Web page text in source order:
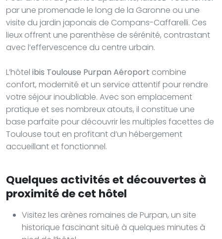
par une promenade le long de la Garonne ou une
visite du jardin japonais de Compans-Caffarelli. Ces
lieux offrent une parenthèse de sérénité, contrastant
avec l’effervescence du centre urbain.
L’hôtel ibis Toulouse Purpan Aéroport combine
confort, modernité et un service attentif pour rendre
votre séjour inoubliable. Avec son emplacement
pratique et ses nombreux atouts, il constitue une
base parfaite pour découvrir les multiples facettes de
Toulouse tout en profitant d’un hébergement
accueillant et fonctionnel.
Quelques activités et découvertes à
proximité de cet hôtel
Visitez les arènes romaines de Purpan, un site
historique fascinant situé à quelques minutes à